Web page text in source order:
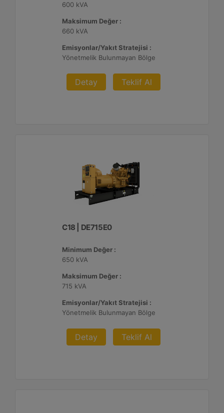
600 kVA
Maksimum Değer :
660 kVA
Emisyonlar/Yakıt Stratejisi :
Yönetmelik Bulunmayan Bölge
Detay Teklif Al
C18 | DE715E0
Minimum Değer :
650 kVA
Maksimum Değer :
715 kVA
Emisyonlar/Yakıt Stratejisi :
Yönetmelik Bulunmayan Bölge
Detay Teklif Al